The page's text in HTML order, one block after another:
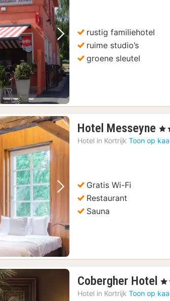
Volgende foto
rustig familiehotel
ruime studio’s
groene sleutel
Volgende foto
Hotel Messeyne 1
, 4
Hotel in Kortrijk Toon op
Gratis Wi-Fi
Restaurant
Sauna
Cobergher Hotel 1
, 3
Hotel in Kortrijk Toon op